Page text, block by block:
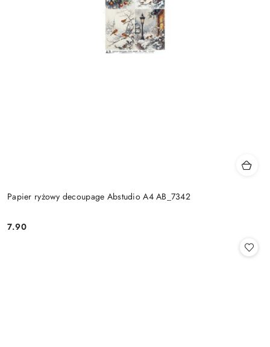
Papier ryżowy decoupage Abstudio A4 AB_7342
Cena:
7.90